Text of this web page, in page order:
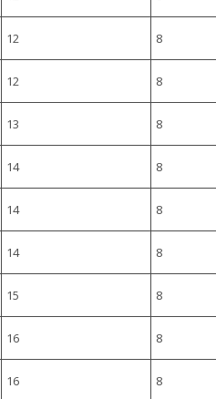
12 8
12 8
13 8
14 8
14 8
14 8
15 8
16 8
16 8